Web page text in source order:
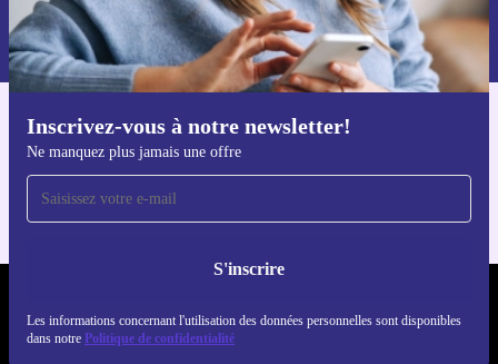
Inscrivez-vous à notre newsletter!
Ne manquez plus jamais une offre
S'inscrire
Les informations concernant l'utilisation des données personnelles sont disponibles
dans notre Politique de confidentialité
Retrouvez les informations sur l'utilisation des données personnelles
dans notre
politique de confidentialité.
Téléchargez l'application refurbed
Pour iOS et Android